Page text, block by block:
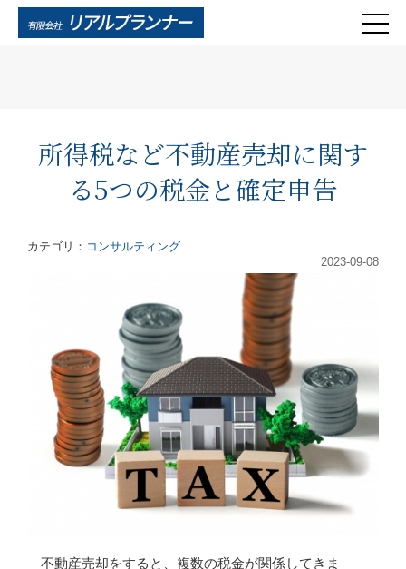
所得税など不動産売却に関す
る5つの税金と確定申告
カテゴリ： コンサルティング
2023-09-08
不動産売却をすると、複数の税金が関係してきま